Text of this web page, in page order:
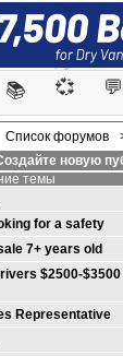
📚 💞 💬
Список форумов
новую
темы
for a safety
7+ years old
$2500-
Representative